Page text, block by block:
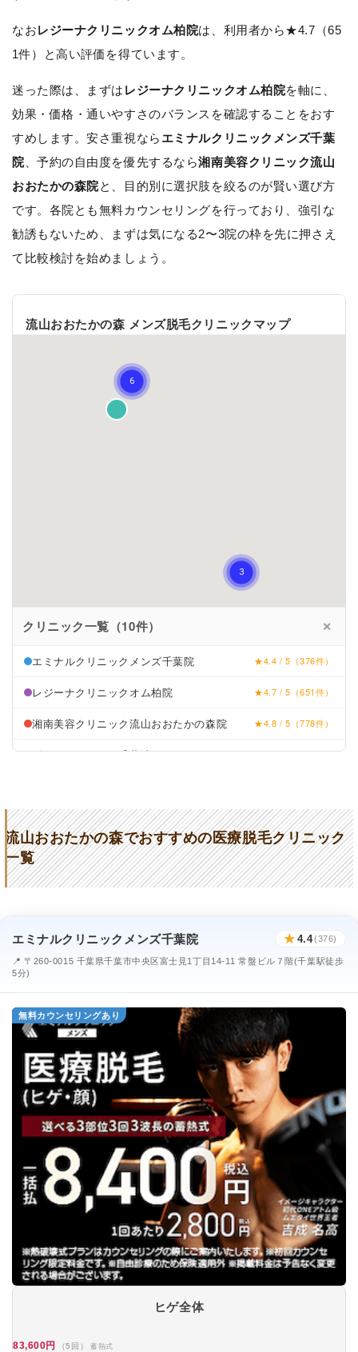
なおレジーナクリニックオム柏院は、利用者から★4.7（65
1件）と高い評価を得ています。
迷った際は、まずは レジーナクリニックオム柏院を軸に、
効果・価格・通いやすさのバランスを確認することをおす
すめします。安さ重視なら エミナルクリニックメンズ千葉
院、予約の自由度を優先するなら湘南美容クリニック流山
おおたかの森院と、目的別に選択肢を絞るのが賢い選び方
です。各院とも無料カウンセリングを行っており、強引な
勧誘もないため、まずは気になる2〜3院の枠を先に押さえ
て比較検討を始めましょう。
流山おおたかの森 メンズ脱毛クリニックマップ
クリニック一覧（10件） ✕
エミナルクリニックメンズ千葉院 ★4.4 / 5（376件）
レジーナクリニックオム柏院 ★4.7 / 5（651件）
湘南美容クリニック流山おおたかの森院 ★4.8 / 5（778件）
ゴリラクリニック千葉院 ★4.0 / 5（83件）
南流山内視鏡おなかクリニック ★4.8 / 5（355件）
マイスキンクリニック ★4.1 / 5（92件）
柏の葉皮ふ科 ★2.7 / 5（83件）
流山鶴町皮膚科・小児科クリニック ★4.1 / 5（42件）
流山おおたかの森でおすすめの医療脱毛クリニック
一覧
エミナルクリニックメンズ千葉院 ★ 4.4(376)
📍 〒260-0015 千葉県千葉市中央区富士見1丁目14-11 常盤ビル７階(千葉駅徒歩
5分)
無料カウンセリングあり
ヒゲ全体
83,600円 （5回） 蓄熱式